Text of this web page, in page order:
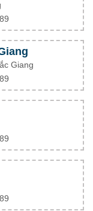
Giang